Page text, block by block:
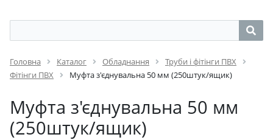
Головна Каталог Обладнання
Труби і фітінги ПВХ
Фітінги ПВХ
Муфта з'єднувальна 50 мм (250штук/ящик)
Муфта з'єднувальна 50 мм
(250штук/ящик)